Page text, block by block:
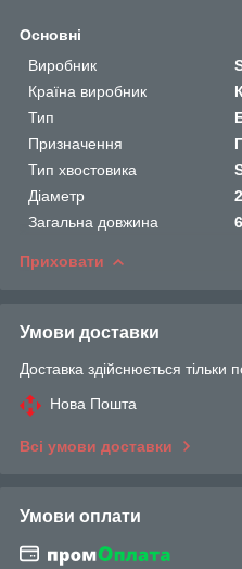
Основні
Виробник
Країна виробник
Тип
Призначення
Тип хвостовика
Діаметр
Загальна довжина
Приховати
Умови доставки
Доставка здійснюється тільки
Нова Пошта
Всі умови доставки
Умови оплати